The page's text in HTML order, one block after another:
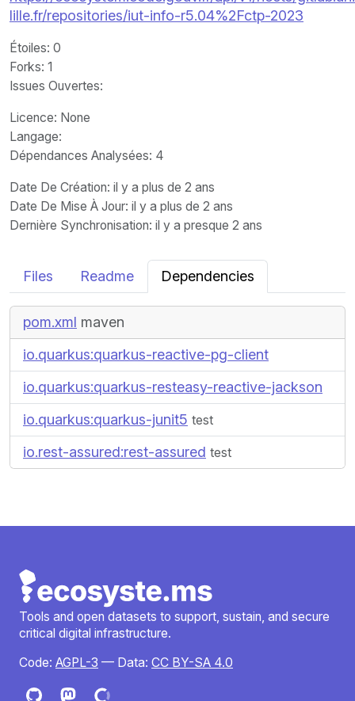
lille.fr/repositories/iut-info-r5.04%2Fctp-2023
Étoiles: 0
Forks: 1
Issues Ouvertes:
Licence: None
Langage:
Dépendances Analysées: 4
Date De Création: il y a plus de 2 ans
Date De Mise À Jour: il y a plus de 2 ans
Dernière Synchronisation: il y a presque 2 ans
Files Readme Dependencies
pom.xml maven
io.quarkus:quarkus-reactive-pg-client
io.quarkus:quarkus-resteasy-reactive-jackson
io.quarkus:quarkus-junit5 test
io.rest-assured:rest-assured test
Tools and open datasets to support, sustain, and secure
critical digital infrastructure.
Code: AGPL-3 — Data: CC BY-SA 4.0